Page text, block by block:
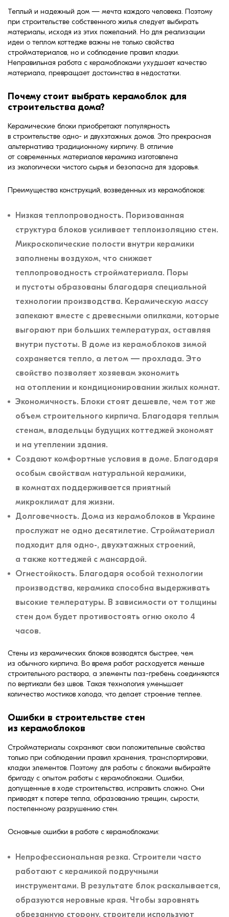
Клінкерная плитка
Сходи та ганок
Будівельні суміші
Теплый и надежный дом — мечта каждого человека. Поэтому
при строительстве собственного жилья следует выбирать
материалы, исходя из этих пожеланий. Но для реализации
идеи о теплом коттедже важны не только свойства
стройматериалов, но и соблюдение правил кладки.
Неправильная работа с керамоблоками ухудшает качество
материала, превращает достоинства в недостатки.
Почему стоит выбрать керамоблок для
строительства дома?
Керамические блоки приобретают популярность
в строительстве одно- и двухэтажных домов. Это прекрасная
альтернатива традиционному кирпичу. В отличие
от современных материалов керамика изготовлена
из экологически чистого сырья и безопасна для здоровья.
Преимущества конструкций, возведенных из керамоблоков:
Низкая теплопроводность. Поризованная
структура блоков усиливает теплоизоляцию стен.
Микроскопические полости внутри керамики
заполнены воздухом, что снижает
теплопроводность стройматериала. Поры
и пустоты образованы благодаря специальной
технологии производства. Керамическую массу
запекают вместе с древесными опилками, которые
выгорают при больших температурах, оставляя
внутри пустоты. В доме из керамоблоков зимой
сохраняется тепло, а летом — прохлада. Это
свойство позволяет хозяевам экономить
на отоплении и кондиционировании жилых комнат.
Экономичность. Блоки стоят дешевле, чем тот же
объем строительного кирпича. Благодаря теплым
стенам, владельцы будущих коттеджей экономят
и на утеплении здания.
Создают комфортные условия в доме. Благодаря
особым свойствам натуральной керамики,
в комнатах поддерживается приятный
микроклимат для жизни.
Долговечность. Дома из керамоблоков в Украине
прослужат не одно десятилетие. Стройматериал
подходит для одно-, двухэтажных строений,
а также коттеджей с мансардой.
Огнестойкость. Благодаря особой технологии
производства, керамика способна выдерживать
высокие температуры. В зависимости от толщины
стен дом будет противостоять огню около 4
часов.
Стены из керамических блоков возводятся быстрее, чем
из обычного кирпича. Во время работ расходуется меньше
строительного раствора, а элементы паз-гребень соединяются
по вертикали без швов. Такая технология уменьшает
количество мостиков холода, что делает строение теплее.
Ошибки в строительстве стен
из керамоблоков
Стройматериалы сохраняют свои положительные свойства
только при соблюдении правил хранения, транспортировки,
кладки элементов. Поэтому для работы с блоками выбирайте
бригаду с опытом работы с керамоблоками. Ошибки,
допущенные в ходе строительства, исправить сложно. Они
приводят к потере тепла, образованию трещин, сырости,
постепенному разрушению стен.
Основные ошибки в работе с керамоблоками:
Непрофессиональная резка. Строители часто
работают с керамикой подручными
инструментами. В результате блок раскалывается,
образуются неровные края. Чтобы заровнять
обрезанную сторону, строители используют